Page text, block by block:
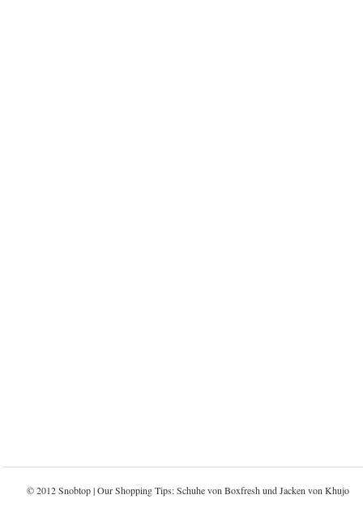
© 2012 Snobtop | Our Shopping Tips: Schuhe von Boxfresh und Jacken von Khujo